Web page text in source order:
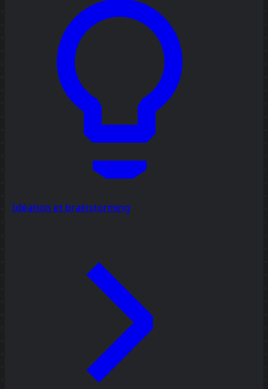
Idéation et brainstorming